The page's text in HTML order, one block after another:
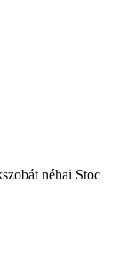
néhai Stoc